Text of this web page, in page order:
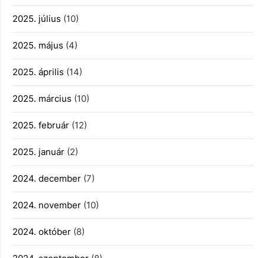
2025. július (10)
2025. május (4)
2025. április (14)
2025. március (10)
2025. február (12)
2025. január (2)
2024. december (7)
2024. november (10)
2024. október (8)